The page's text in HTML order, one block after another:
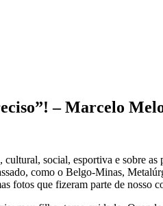
– Marcelo
social, esportiva e sobre
como o Belgo-Minas,
fotos que fizeram parte de nosso